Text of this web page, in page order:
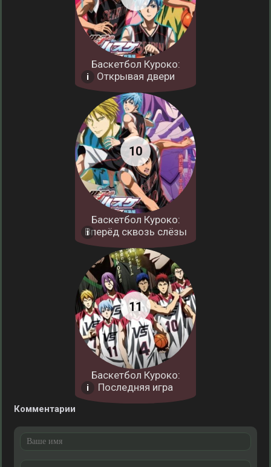
Баскетбол Куроко:
Открывая двери
Баскетбол Куроко:
Вперёд сквозь слёзы
Баскетбол Куроко:
Последняя игра
Комментарии